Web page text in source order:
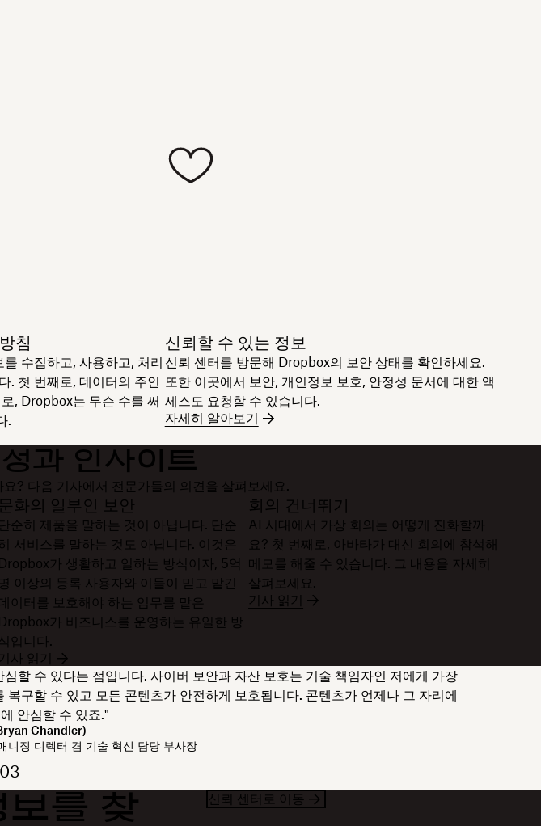
침
수집하고, 사용하고, 처리
. 첫 번째로, 데이터의 주인
, Dropbox는 무슨 수를 써
.
신뢰할 수 있는 정보
신뢰 센터를 방문해 Dropbox의 보안 상태를 확인하세요.
또한 이곳에서 보안, 개인정보 보호, 안정성 문서에 대한 액
세스도 요청할 수 있습니다.
자세히 알아보기
과 인사이트
? 다음 기사에서 전문가들의 의견을 살펴보세요.
문화의 일부인 보안
단순히 제품을 말하는 것이 아닙니다. 단순
히 서비스를 말하는 것도 아닙니다. 이것은
Dropbox가 생활하고 일하는 방식이자, 5억
명 이상의 등록 사용자와 이들이 믿고 맡긴
이터를 보호해야 하는 임무를 맡은
Dropbox가 비즈니스를 운영하는 유일한 방
식입니다.
기사 읽기
회의 건너뛰기
AI 시대에서 가상 회의는 어떻게 진화할까
요? 첫 번째로, 아바타가 대신 회의에 참석해
메모를 해줄 수 있습니다. 그 내용을 자세히
살펴보세요.
기사 읽기
할 수 있다는 점입니다. 사이버 보안과 자산 보호는 기술 책임자인 저에게 가장
구할 수 있고 모든 콘텐츠가 안전하게 보호됩니다. 콘텐츠가 언제나 그 자리에
안심할 수 있죠."
Chandler)
징 디렉터 겸 기술 혁신 담당 부사장
를 찾
신뢰 센터로 이동